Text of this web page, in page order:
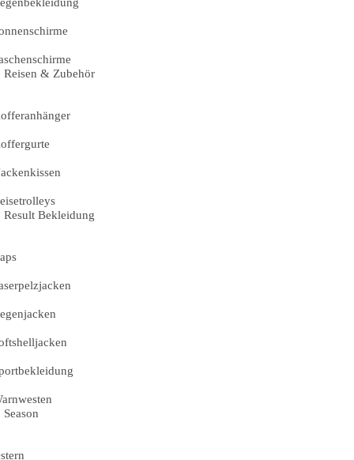
Reisen & Zubehör
Result Bekleidung
Season